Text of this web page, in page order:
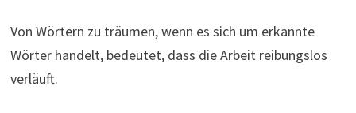
Von Wörtern zu träumen, wenn es sich um erkannte
Wörter handelt, bedeutet, dass die Arbeit reibungslos
verläuft.